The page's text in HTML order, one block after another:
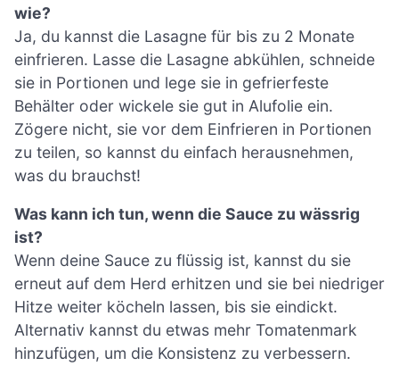
wie?
Ja, du kannst die Lasagne für bis zu 2 Monate
einfrieren. Lasse die Lasagne abkühlen, schneide
sie in Portionen und lege sie in gefrierfeste
Behälter oder wickele sie gut in Alufolie ein.
Zögere nicht, sie vor dem Einfrieren in Portionen
zu teilen, so kannst du einfach herausnehmen,
was du brauchst!
Was kann ich tun, wenn die Sauce zu wässrig
ist?
Wenn deine Sauce zu flüssig ist, kannst du sie
erneut auf dem Herd erhitzen und sie bei niedriger
Hitze weiter köcheln lassen, bis sie eindickt.
Alternativ kannst du etwas mehr Tomatenmark
hinzufügen, um die Konsistenz zu verbessern.